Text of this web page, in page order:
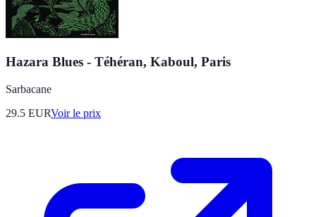
Hazara Blues - Téhéran, Kaboul, Paris
Sarbacane
29.5 EURVoir le prix